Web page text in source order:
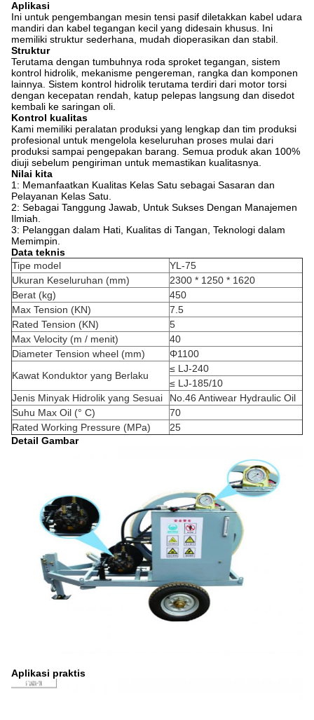
Aplikasi
Ini untuk pengembangan mesin tensi pasif diletakkan kabel udara
mandiri dan kabel tegangan kecil yang didesain khusus. Ini
memiliki struktur sederhana, mudah dioperasikan dan stabil.
Struktur
Terutama dengan tumbuhnya roda sproket tegangan, sistem
kontrol hidrolik, mekanisme pengereman, rangka dan komponen
lainnya. Sistem kontrol hidrolik terutama terdiri dari motor torsi
dengan kecepatan rendah, katup pelepas langsung dan disedot
kembali ke saringan oli.
Kontrol kualitas
Kami memiliki peralatan produksi yang lengkap dan tim produksi
profesional untuk mengelola keseluruhan proses mulai dari
produksi sampai pengepakan barang. Semua produk akan 100%
diuji sebelum pengiriman untuk memastikan kualitasnya.
Nilai kita
1: Memanfaatkan Kualitas Kelas Satu sebagai Sasaran dan
Pelayanan Kelas Satu.
2: Sebagai Tanggung Jawab, Untuk Sukses Dengan Manajemen
Ilmiah.
3: Pelanggan dalam Hati, Kualitas di Tangan, Teknologi dalam
Memimpin.
Data teknis
Tipe model
YL-75
Ukuran Keseluruhan (mm)
2300 * 1250 * 1620
Berat (kg)
450
Max Tension (KN)
7.5
Rated Tension (KN)
5
Max Velocity (m / menit)
40
Diameter Tension wheel (mm)
Φ1100
Kawat Konduktor yang Berlaku
≤ LJ-240
≤ LJ-185/10
Jenis Minyak Hidrolik yang Sesuai
No.46 Antiwear Hydraulic Oil
Suhu Max Oil (° C)
70
Rated Working Pressure (MPa)
25
Detail Gambar
Aplikasi praktis